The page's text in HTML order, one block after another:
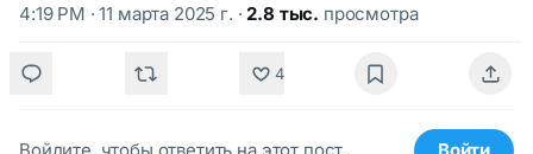
4:19 PM · 11 марта 2025 г. · 2.8 тыс. просмотра
4